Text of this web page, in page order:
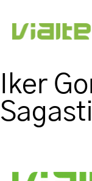
Iker
Sagasti